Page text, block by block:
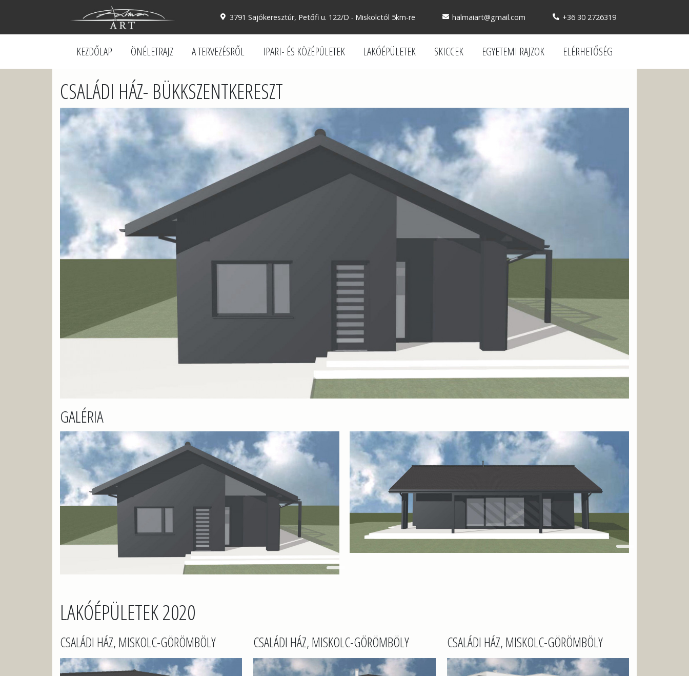
3791 Sajókeresztúr, Petőfi u. 122/D - Miskolctól 5km-re halmaiart@gmail.com +36 30 2726319
KEZDŐLAP ÖNÉLETRAJZ A TERVEZÉSRŐL IPARI- ÉS KÖZÉPÜLETEK LAKÓÉPÜLETEK SKICCEK EGYETEMI RAJZOK ELÉRHETŐSÉG
CSALÁDI HÁZ- BÜKKSZENTKERESZT
GALÉRIA
LAKÓÉPÜLETEK 2020
CSALÁDI HÁZ, MISKOLC-GÖRÖMBÖLY CSALÁDI HÁZ, MISKOLC-GÖRÖMBÖLY CSALÁDI HÁZ, MISKOLC-GÖRÖMBÖLY